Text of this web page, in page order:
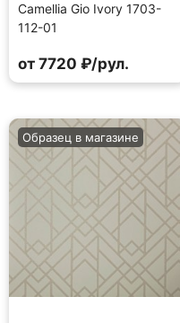
Camellia Gio Ivory 1703-
112-01
от 7720 ₽/рул.
Образец в магазине